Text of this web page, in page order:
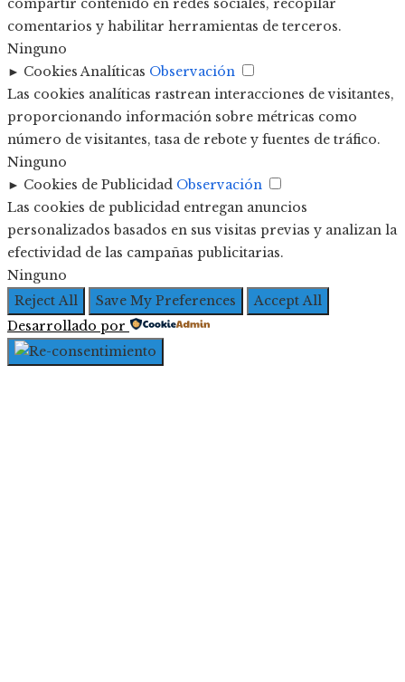
comentarios y habilitar herramientas de terceros.
Ninguno
► Cookies Analíticas Observación
Las cookies analíticas rastrean interacciones de visitantes,
proporcionando información sobre métricas como
número de visitantes, tasa de rebote y fuentes de tráfico.
Ninguno
► Cookies de Publicidad Observación
Las cookies de publicidad entregan anuncios
personalizados basados en sus visitas previas y analizan la
efectividad de las campañas publicitarias.
Ninguno
Reject All
Save My Preferences
Accept All
Desarrollado por